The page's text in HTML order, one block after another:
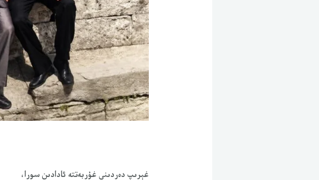
غېرىپ دەردىنى غۇربەتتە ئادادىن سورا،